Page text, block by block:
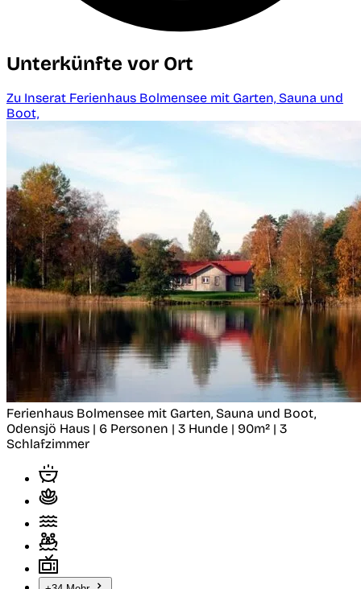
Unterkünfte vor Ort
Zu Inserat Ferienhaus Bolmensee mit Garten, Sauna und
Boot,
Ferienhaus Bolmensee mit Garten, Sauna und Boot,
Odensjö Haus | 6 Personen | 3 Hunde | 90m² | 3
Schlafzimmer